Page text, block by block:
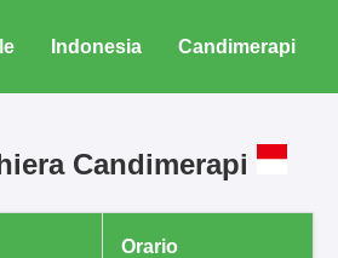
Indonesia Candimerapi
Candimerapi
Orario